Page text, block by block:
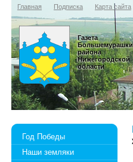
Главная Подписка Карта сайта
Газета
района
Нижегородской
области
Год Победы
Наши земляки